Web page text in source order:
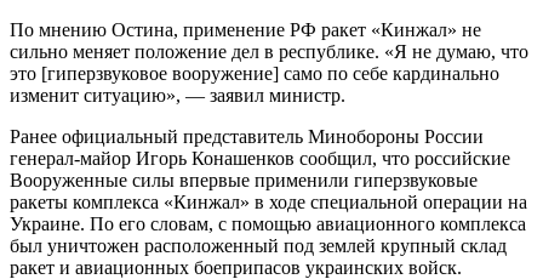
По мнению Остина, применение РФ ракет «Кинжал» не
сильно меняет положение дел в республике. «Я не думаю, что
это [гиперзвуковое вооружение] само по себе кардинально
изменит ситуацию», — заявил министр.
Ранее официальный представитель Минобороны России
генерал-майор Игорь Конашенков сообщил, что российские
Вооруженные силы впервые применили гиперзвуковые
ракеты комплекса «Кинжал» в ходе специальной операции на
Украине. По его словам, с помощью авиационного комплекса
был уничтожен расположенный под землей крупный склад
ракет и авиационных боеприпасов украинских войск.